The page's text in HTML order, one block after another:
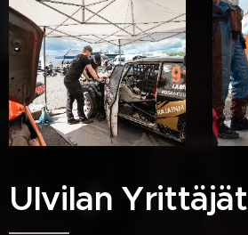
Ulvilan Yrittäjät